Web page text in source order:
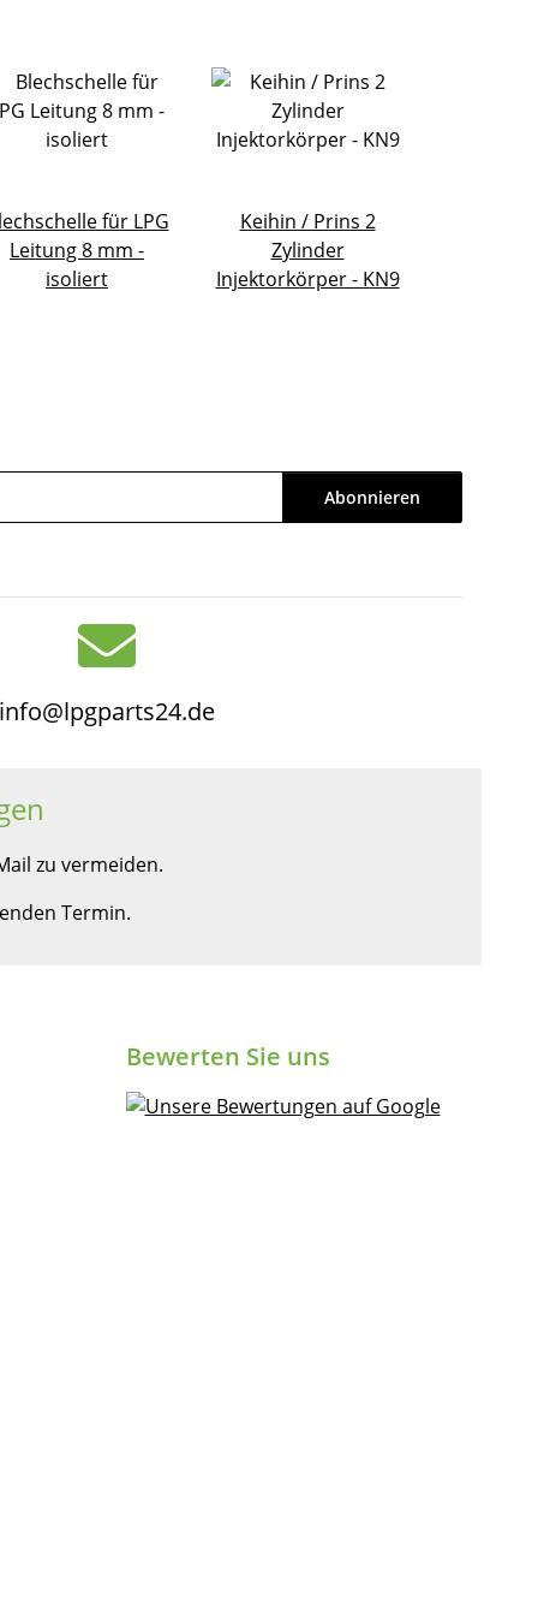
für LPG
Leitung 8 mm -
isoliert
Keihin / Prins 2
Zylinder
Injektorkörper - KN9
Abonnieren
zu vermeiden.
Termin.
Bewerten Sie uns